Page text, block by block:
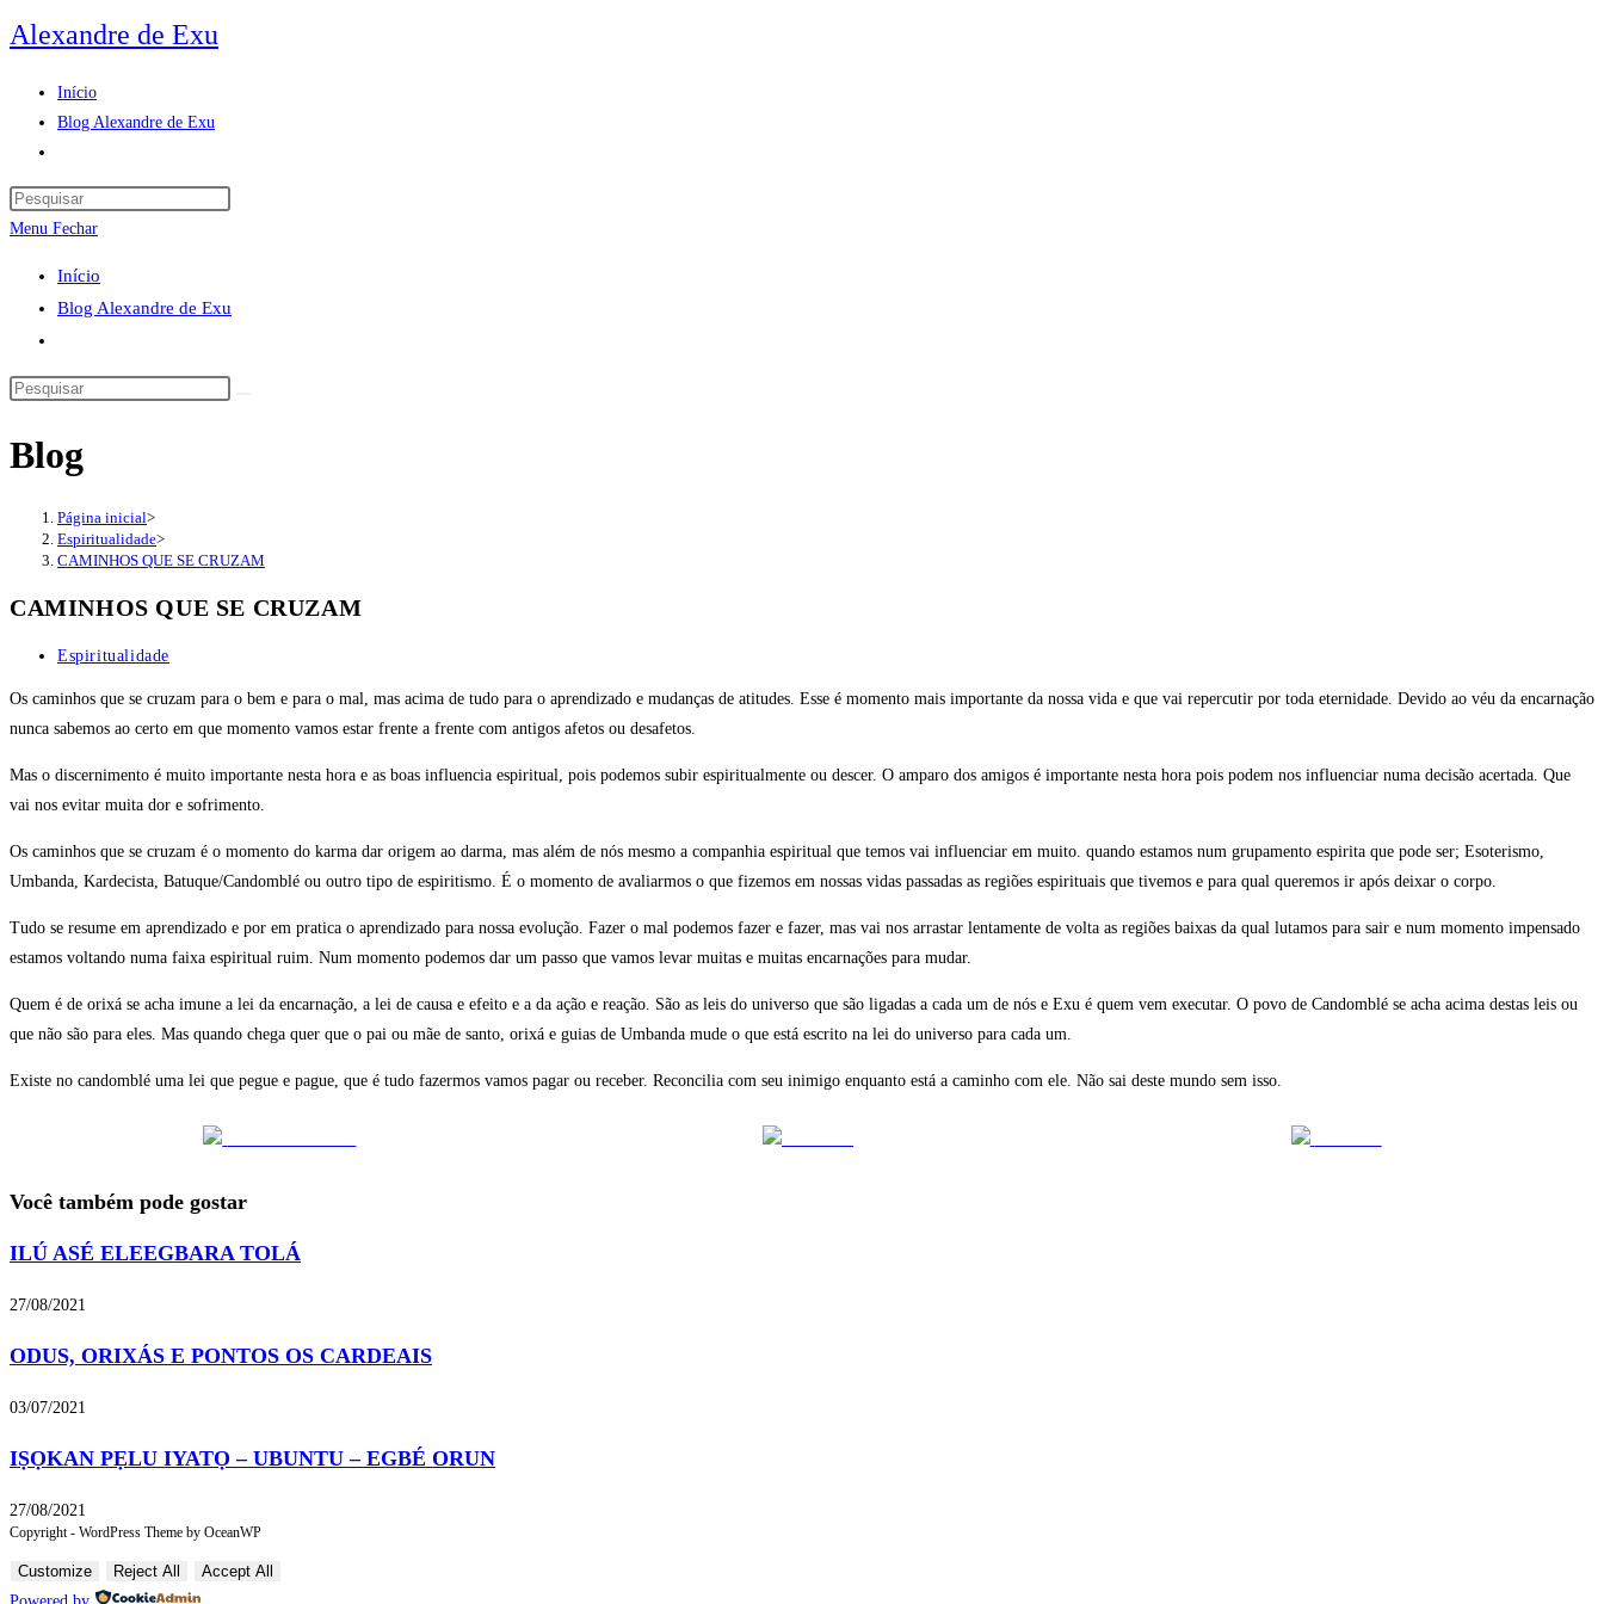
Ir
para
conteúdo
Alexandre de Exu
Início
Blog Alexandre de Exu
do
site
para
o
Menu Fechar
Início
Blog Alexandre de Exu
do
Pesquisar
site
Blog
Página inicial>
Espiritualidade>
CAMINHOS QUE SE CRUZAM
CAMINHOS QUE SE CRUZAM
Categoria
post:
Espiritualidade
Os caminhos que se cruzam para o bem e para o mal, mas acima de tudo para o aprendizado e mudanças de atitudes. Esse é momento mais importante da nossa vida e que vai repercutir por toda eternidade. Devido ao véu da encarnação
nunca sabemos ao certo em que momento vamos estar frente a frente com antigos afetos ou desafetos.
Mas o discernimento é muito importante nesta hora e as boas influencia espiritual, pois podemos subir espiritualmente ou descer. O amparo dos amigos é importante nesta hora pois podem nos influenciar numa decisão acertada. Que
vai nos evitar muita dor e sofrimento.
Os caminhos que se cruzam é o momento do karma dar origem ao darma, mas além de nós mesmo a companhia espiritual que temos vai influenciar em muito. quando estamos num grupamento espirita que pode ser; Esoterismo,
Umbanda, Kardecista, Batuque/Candomblé ou outro tipo de espiritismo. É o momento de avaliarmos o que fizemos em nossas vidas passadas as regiões espirituais que tivemos e para qual queremos ir após deixar o corpo.
Tudo se resume em aprendizado e por em pratica o aprendizado para nossa evolução. Fazer o mal podemos fazer e fazer, mas vai nos arrastar lentamente de volta as regiões baixas da qual lutamos para sair e num momento impensado
estamos voltando numa faixa espiritual ruim. Num momento podemos dar um passo que vamos levar muitas e muitas encarnações para mudar.
Quem é de orixá se acha imune a lei da encarnação, a lei de causa e efeito e a da ação e reação. São as leis do universo que são ligadas a cada um de nós e Exu é quem vem executar. O povo de Candomblé se acha acima destas leis ou
que não são para eles. Mas quando chega quer que o pai ou mãe de santo, orixá e guias de Umbanda mude o que está escrito na lei do universo para cada um.
Existe no candomblé uma lei que pegue e pague, que é tudo fazermos vamos pagar ou receber. Reconcilia com seu inimigo enquanto está a caminho com ele. Não sai deste mundo sem isso.
Você também pode gostar
ILÚ ASÉ ELEEGBARA TOLÁ
27/08/2021
ODUS, ORIXÁS E PONTOS OS CARDEAIS
03/07/2021
IṢỌKAN PẸLU IYATỌ – UBUNTU – EGBÉ ORUN
27/08/2021
Copyright - WordPress Theme by OceanWP
Customize Reject All
Accept All